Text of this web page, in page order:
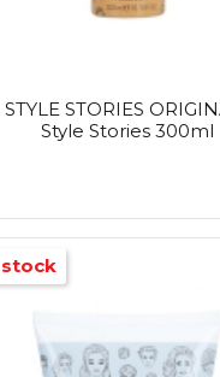
STORIES
Style Stories 300ml